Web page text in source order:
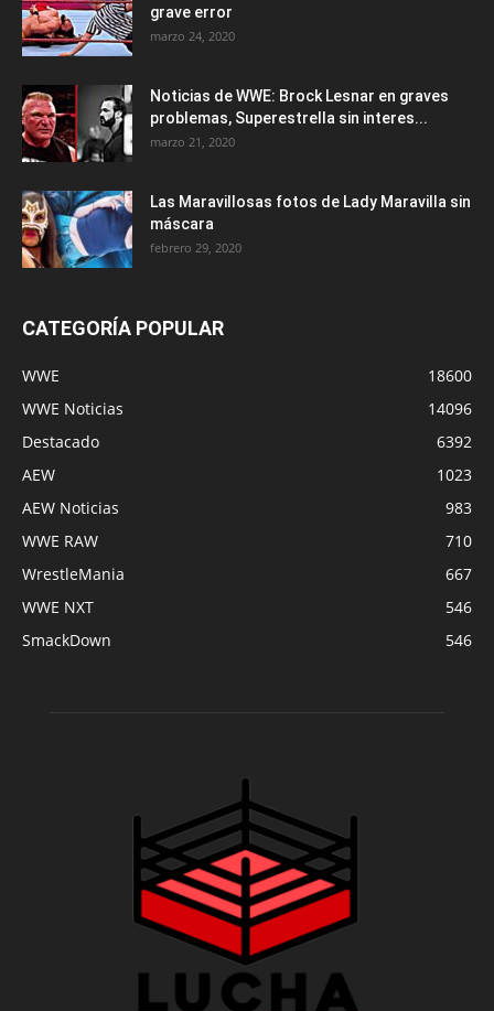
grave error
marzo 24, 2020
Noticias de WWE: Brock Lesnar en graves
problemas, Superestrella sin interes...
marzo 21, 2020
Las Maravillosas fotos de Lady Maravilla sin
máscara
febrero 29, 2020
CATEGORÍA POPULAR
WWE
18600
WWE Noticias
14096
Destacado
6392
AEW
1023
AEW Noticias
983
WWE RAW
710
WrestleMania
667
WWE NXT
546
SmackDown
546